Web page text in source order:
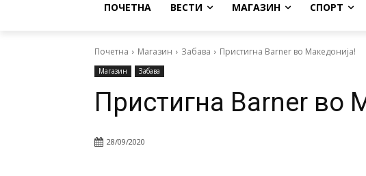
ПОЧЕТНА ВЕСТИ МАГАЗИН СПОРТ
Почетна Магазин Забава Пристигна Barner во Македонија!
Магазин Забава
Пристигна Barner во
28/09/2020